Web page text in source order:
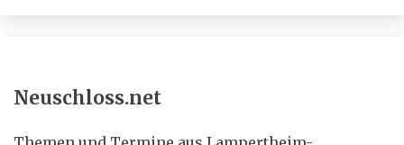
Neuschloss.net